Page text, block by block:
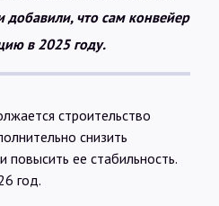
что сам конвейер
в 2025 году.
строительство
снизить
повысить ее стабильность.
год.